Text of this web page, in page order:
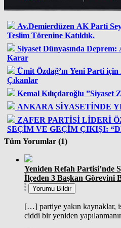
Av.Demierdüzen AK Parti
Teslim Törenine Katıldık.
Siyaset Dünyasında
Karar
Ümit Özdağ’ın Yeni Parti
Çıkanlar
Kemal Kılıçdaroğlu ”Siyaset
ANKARA SİYASETİNDE
ZAFER PARTİSİ LİDERİ
SEÇİM VE GEÇİM ÇIKIŞI:
Tüm Yorumlar (1)
Yeniden Refah
İlçeden 3 Başkan Görevini
Yorumu Bildir
[…] partiye yakın kaynaklar,
ciddi bir yeniden